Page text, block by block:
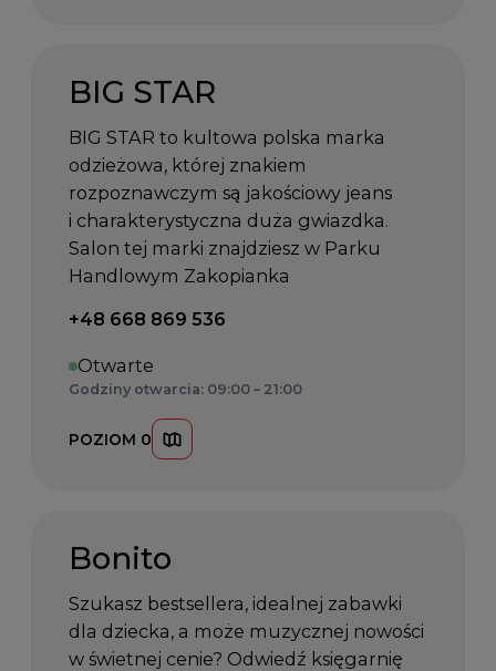
BIG STAR
BIG STAR to kultowa polska marka
odzieżowa, której znakiem
rozpoznawczym są jakościowy jeans
i charakterystyczna duża gwiazdka.
Salon tej marki znajdziesz w Parku
Handlowym Zakopianka
Telefon kontaktowy:
+48 668 869 536
Otwarte
Godziny otwarcia: 09:00 – 21:00
POZIOM 0
Bonito
Szukasz bestsellera, idealnej zabawki
dla dziecka, a może muzycznej nowości
w świetnej cenie? Odwiedź księgarnię